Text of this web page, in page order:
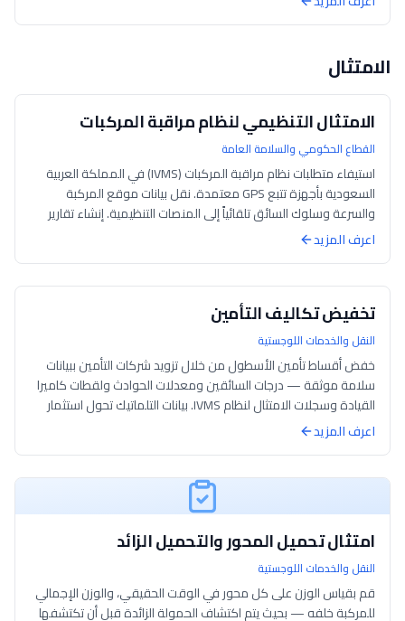
الامتثال
الامتثال التنظيمي لنظام مراقبة المركبات
القطاع الحكومي والسلامة العامة
استيفاء متطلبات نظام مراقبة المركبات (IVMS) في المملكة العربية
السعودية بأجهزة تتبع GPS معتمدة. نقل بيانات موقع المركبة
والسرعة وسلوك السائق تلقائياً إلى المنصات التنظيمية. إنشاء تقارير
الامتثال والحف...
اعرف المزيد
تخفيض تكاليف التأمين
النقل والخدمات اللوجستية
خفض أقساط تأمين الأسطول من خلال تزويد شركات التأمين ببيانات
سلامة موثقة — درجات السائقين ومعدلات الحوادث ولقطات كاميرا
القيادة وسجلات الامتثال لنظام IVMS. بيانات التلماتيك تحول استثمار
السلامة إلى وفو...
اعرف المزيد
امتثال تحميل المحور والتحميل الزائد
النقل والخدمات اللوجستية
قم بقياس الوزن على كل محور في الوقت الحقيقي، والوزن الإجمالي
للمركبة خلفه — بحيث يتم اكتشاف الحمولة الزائدة قبل أن تكتشفها